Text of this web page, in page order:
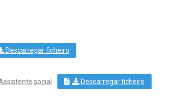
Descarregar ficheiro
social Descarregar ficheiro